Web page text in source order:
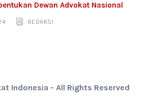
Dewan Advokat Nasional
REDAKSI
Indonesia - All Rights Reserved